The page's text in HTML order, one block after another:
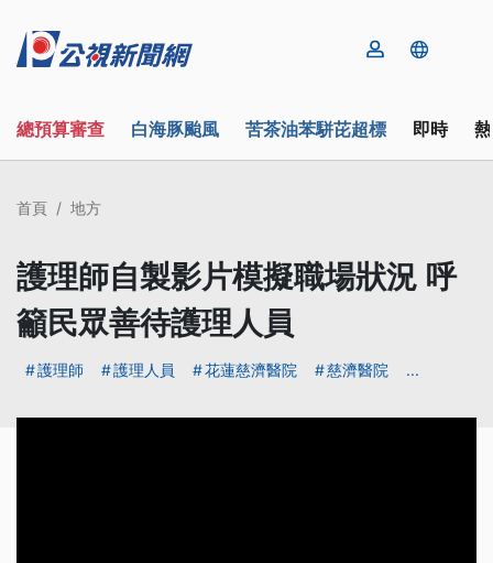
總預算審查 白海豚颱風 苦茶油苯駢芘超標 即時
首頁 地方
護理師自製影片模擬職場狀況 呼
籲民眾善待護理人員
護理師 護理人員 花蓮慈濟醫院 慈濟醫院 ...